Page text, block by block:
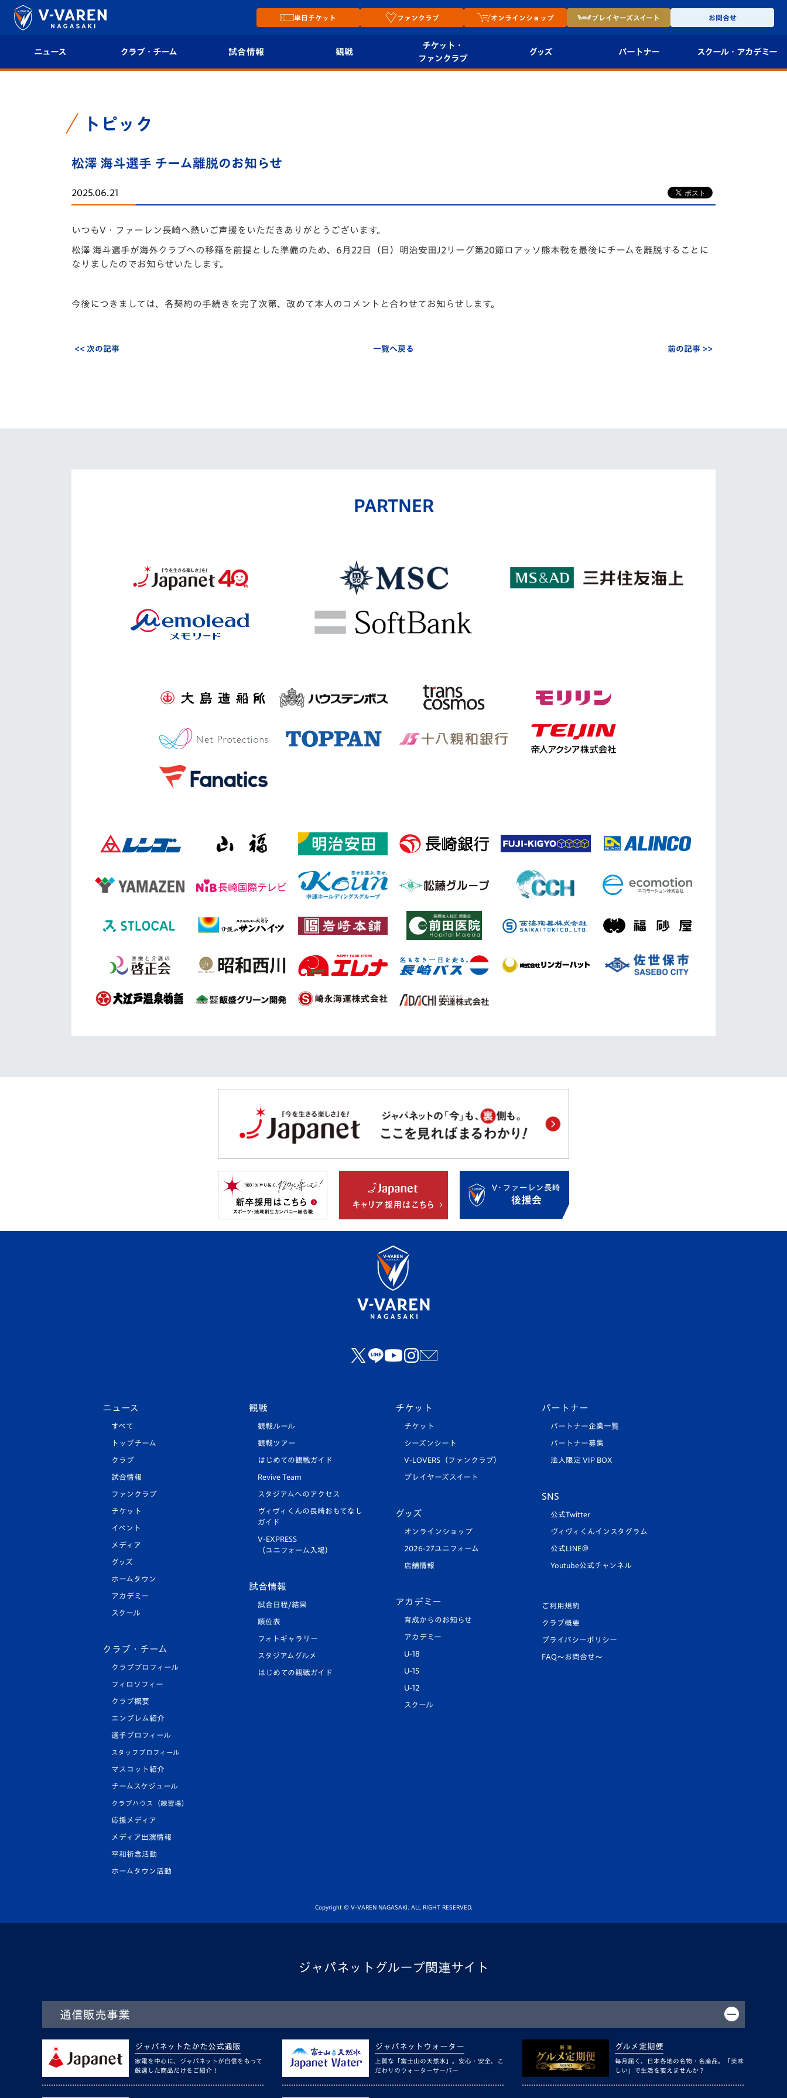
単日チケット ファンクラブ オンラインショップ プレイヤーズスイート お問合せ
ニュース クラブ・チーム
選手プロフィール
スタッフプロフィール
マスコット紹介
試合情報
フォトギャラリー
スタジアムグルメ
観戦
ヴィヴィくんの長崎
チケット・
ファンクラブ
グッズ パートナー スクール・ アカデミー
スクール
トピック
松澤 海斗選手 チーム離脱のお知らせ
2025.06.21
いつもV・ファーレン長崎へ熱いご声援をいただきありがとうございます。
松澤 海斗選手が海外クラブへの移籍を前提とした準備のため、6月22日（日）明治安田J2リーグ第20節ロアッソ熊本戦を最後にチームを離脱することに
なりましたのでお知らせいたします。
今後につきましては、各契約の手続きを完了次第、改めて本人のコメントと合わせてお知らせします。
<< 次の記事 一覧へ戻る 前の記事 >>
PARTNER
ニュース
すべて
トップチーム
クラブ
試合情報
ファンクラブ
チケット
イベント
メディア
グッズ
ホームタウン
アカデミー
スクール
クラブ・チーム
クラブプロフィール
フィロソフィー
クラブ概要
エンブレム紹介
選手プロフィール
スタッフプロフィール
マスコット紹介
チームスケジュール
クラブハウス（練習場）
応援メディア
メディア出演情報
平和祈念活動
ホームタウン活動
観戦
観戦ルール
観戦ツアー
はじめての観戦ガイド
Revive Team
スタジアムへのアクセス
ヴィヴィくんの長崎おもてなし
ガイド
V-EXPRESS
（ユニフォーム入場）
試合情報
試合日程/結果
順位表
フォトギャラリー
スタジアムグルメ
はじめての観戦ガイド
チケット
チケット
シーズンシート
V-LOVERS（ファンクラブ）
プレイヤーズスイート
グッズ
オンラインショップ
2026-27ユニフォーム
店舗情報
アカデミー
育成からのお知らせ
アカデミー
U-18
U-15
U-12
スクール
パートナー
パートナー企業一覧
パートナー募集
法人限定 VIP BOX
SNS
公式Twitter
ヴィヴィくんインスタグラム
公式LINE＠
Youtube公式チャンネル
ご利用規約
クラブ概要
プライバシーポリシー
FAQ〜お問合せ〜
Copyright © V-VAREN NAGASAKI. ALL RIGHT RESERVED.
ジャパネットグループ関連サイト
通信販売事業
ジャパネットたかた公式通販
家電を中心に、ジャパネットが自信をもって
厳選した商品だけをご紹介！
ジャパネットウォーター
上質な「富士山の天然水」。安心・安全、こ
だわりのウォーターサーバー
グルメ定期便
毎月届く、日本各地の名物・名産品。「美味
しい」で生活を変えませんか？